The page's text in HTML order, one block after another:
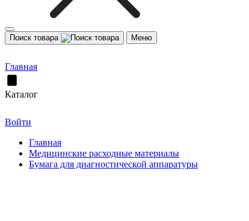
Поиск товара Меню
Главная
Каталог
Войти
Главная
Медицинские расходные материалы
Бумага для диагностической аппаратуры